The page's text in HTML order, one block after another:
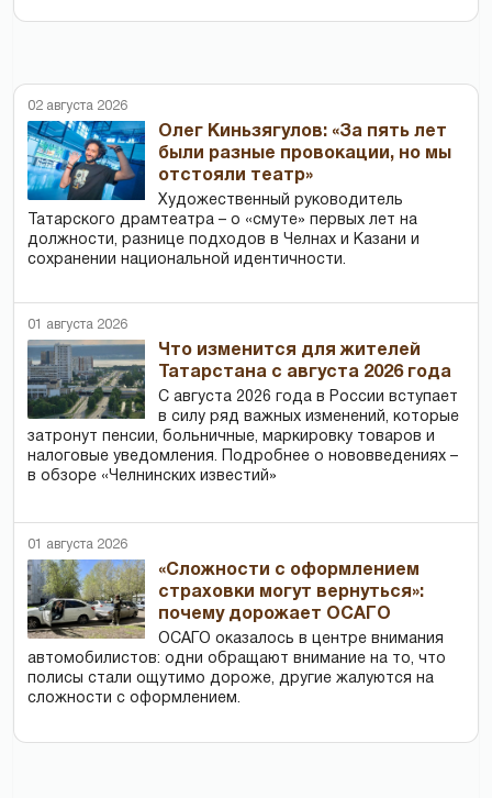
02 августа 2026
Олег Киньзягулов: «За пять лет
были разные провокации, но мы
отстояли театр»
Художественный руководитель
Татарского драмтеатра – о «смуте» первых лет на
должности, разнице подходов в Челнах и Казани и
сохранении национальной идентичности.
01 августа 2026
Что изменится для жителей
Татарстана с августа 2026 года
С августа 2026 года в России вступает
в силу ряд важных изменений, которые
затронут пенсии, больничные, маркировку товаров и
налоговые уведомления. Подробнее о нововведениях –
в обзоре «Челнинских известий»
01 августа 2026
«Сложности с оформлением
страховки могут вернуться»:
почему дорожает ОСАГО
ОСАГО оказалось в центре внимания
автомобилистов: одни обращают внимание на то, что
полисы стали ощутимо дороже, другие жалуются на
сложности с оформлением.